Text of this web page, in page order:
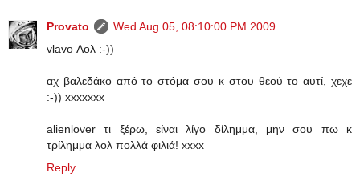
Provato
Wed Aug 05, 08:10:00 PM 2009
vlavo Λολ :-))
αχ βαλεδάκο από το στόμα σου κ στου θεού το αυτί, χεχε
:-)) xxxxxxx
alienlover τι ξέρω, είναι λίγο δίλημμα, μην σου πω κ
τρίλημμα λολ πολλά φιλιά! xxxx
Reply